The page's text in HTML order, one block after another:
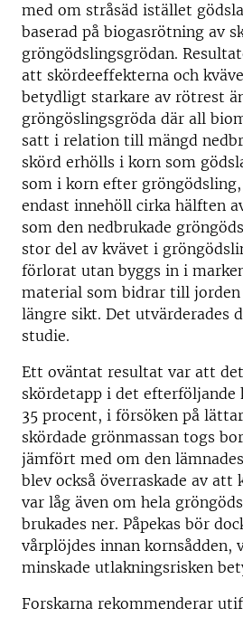
med om stråsäd istället
baserad på biogasrötning av
gröngödslingsgrödan.
att skördeeffekterna och
betydligt starkare av rötrest
gröngöslingsgröda där all
satt i relation till mängd
skörd erhölls i korn som
som i korn efter
endast innehöll cirka hälften
som den nedbrukade
stor del av kvävet i
förlorat utan byggs in i
material som bidrar till jorden
längre sikt. Det utvärderades
studie.
Ett oväntat resultat var att
skördetapp i det efterföljande
35 procent, i försöken på
skördade grönmassan togs
jämfört med om den
blev också överraskade av att
var låg även om hela
brukades ner. Påpekas bör
vårplöjdes innan kornsådden,
minskade utlakningsrisken
Forskarna rekommenderar